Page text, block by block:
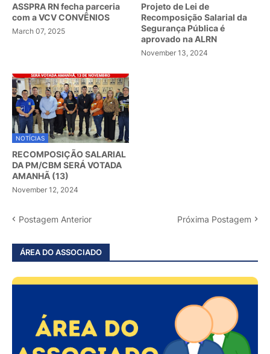
ASSPRA RN fecha parceria
com a VCV CONVÊNIOS
March 07, 2025
Projeto de Lei de
Recomposição Salarial da
Segurança Pública é
aprovado na ALRN
November 13, 2024
NOTÍCIAS
RECOMPOSIÇÃO SALARIAL
DA PM/CBM SERÁ VOTADA
AMANHÃ (13)
November 12, 2024
Postagem Anterior Próxima Postagem
ÁREA DO ASSOCIADO